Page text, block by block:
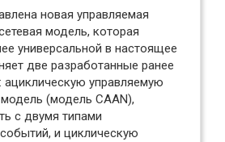
новая управляемая
модель, которая
универсальной в настоящее
две разработанные ранее
ациклическую управляемую
(модель CAAN),
с двумя типами
и циклическую